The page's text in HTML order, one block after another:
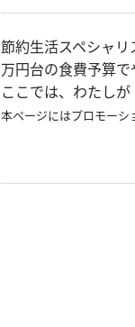
節約生活スペシャ
万円台の食費予算で
ここでは、わたし
本ページにはプロモーシ